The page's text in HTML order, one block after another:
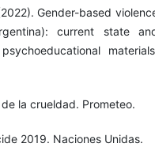
Gender-based
current state
la crueldad. Prometeo.
2019. Naciones Unidas.